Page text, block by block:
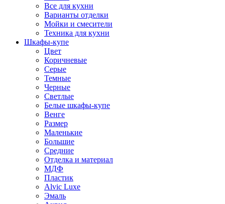
Все для кухни
Варианты отделки
Мойки и смесители
Техника для кухни
Шкафы-купе
Цвет
Коричневые
Серые
Темные
Черные
Светлые
Белые шкафы-купе
Венге
Размер
Маленькие
Большие
Средние
Отделка и материал
МДФ
Пластик
Alvic Luxe
Эмаль